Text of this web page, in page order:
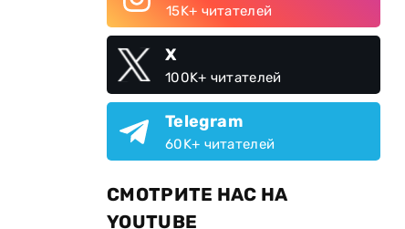
15K+ читателей
X
100K+ читателей
Telegram
60K+ читателей
СМОТРИТЕ НАС НА
YOUTUBE